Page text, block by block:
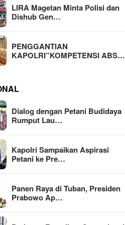
LIRA Magetan Minta Polisi dan
Dishub Gen…
PENGGANTIAN
KAPOLRI”KOMPETENSI ABS…
Dialog dengan Petani Budidaya
Rumput Lau…
Kapolri Sampaikan Aspirasi
Petani ke Pre…
Panen Raya di Tuban, Presiden
Prabowo Ap…